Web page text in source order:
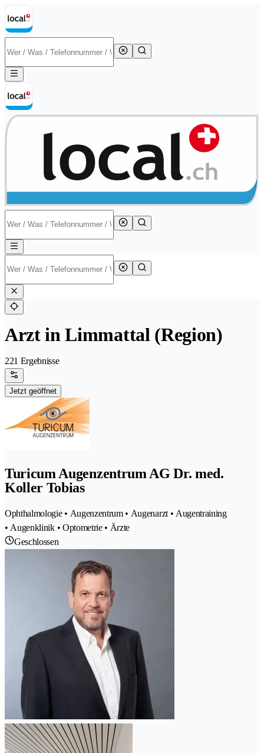
Arzt in Limmattal (Region)
221 Ergebnisse
Jetzt geöffnet
Turicum Augenzentrum AG Dr. med.
Koller Tobias
Ophthalmologie • Augenzentrum • Augenarzt • Augentraining
• Augenklinik • Optometrie • Ärzte
Geschlossen